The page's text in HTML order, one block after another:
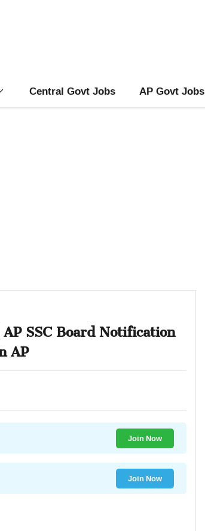
Central Govt Jobs AP Govt Jobs
SSC Board Notification
AP
Join Now
Join Now